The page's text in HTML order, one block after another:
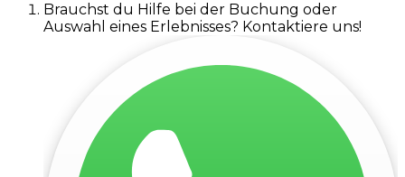
Brauchst du Hilfe bei der Buchung oder
Auswahl eines Erlebnisses? Kontaktiere uns!